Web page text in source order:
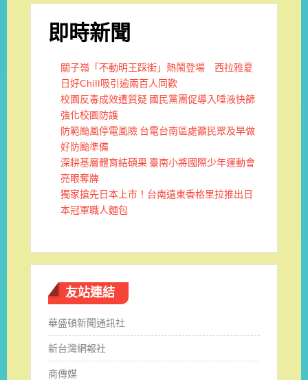
即時新聞
關子嶺「不動明王踩街」熱鬧登場 西拉雅夏
日好Chill吸引逾兩百人同歡
校園反毒成效遭質疑 國民黨團促導入唾液快篩
強化校園防護
防範颱風停電風險 台電台南區處籲民眾及早做
好防颱準備
深耕基層體育結碩果 臺南小將國際少年運動會
亮眼奪牌
獨家搶先日本上市！台南遠東香格里拉推出日
本冠軍職人麵包
友站連結
華盛頓新聞通訊社
新台灣網報社
商傳媒